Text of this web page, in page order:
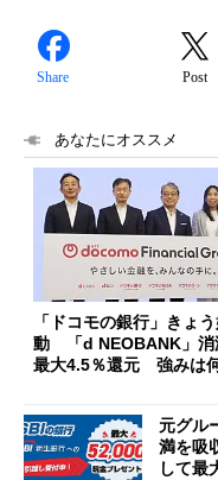
Share Post
あなたにオススメ
「ドコモの銀行」きょ
動 「d NEOBANK」消
最大4.5％還元 強みは
元グル
満を吸
して最